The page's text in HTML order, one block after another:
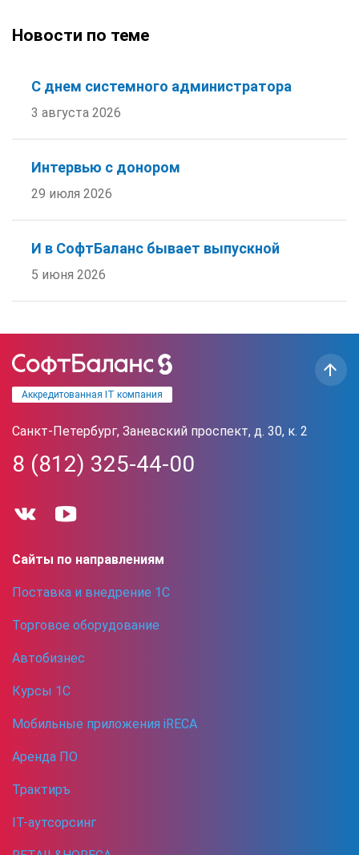
Новости по теме
С днем системного администратора
3 августа 2026
Интервью с донором
29 июля 2026
И в СофтБаланс бывает выпускной
5 июня 2026
Аккредитованная IT компания
Санкт-Петербург, Заневский проспект, д. 30, к. 2
8 (812) 325-44-00
Сайты по направлениям
Поставка и внедрение 1С
Торговое оборудование
Автобизнес
Курсы 1С
Мобильные приложения iRECA
Аренда ПО
Трактиръ
IT-аутсорсинг